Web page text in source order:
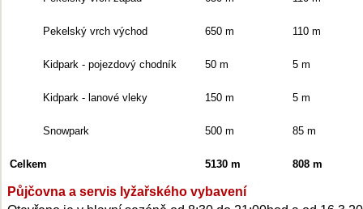
Pekelský vrch východ 650 m 110 m
Kidpark - pojezdový chodník 50 m 5 m
Kidpark - lanové vleky 150 m 5 m
Snowpark 500 m 85 m
Celkem 5130 m 808 m
Půjčovna a servis lyžařského vybavení